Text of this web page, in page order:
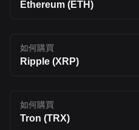
phase following its initial
stabilizes. Based on current
token may fluctuate within a
with an average price around
improved liquidity, staking
relevance. 2028–2030 Price Prediction: Over the longer term,
projections diverge depending
Ethereum (ETH)
如何購買
Ripple (XRP)
如何購買
Tron (TRX)